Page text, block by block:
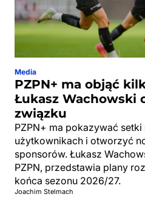
Media
PZPN+ ma objąć
Łukasz Wachowski
związku
PZPN+ ma pokazywać
użytkownikach i otworzyć
sponsorów. Łukasz
PZPN, przedstawia plany
końca sezonu 2026/27.
Joachim Stelmach